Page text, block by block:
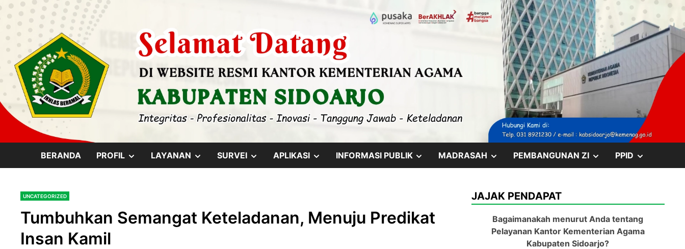
content
Skip
BERANDA PROFIL SHOWLAYANAN SHOWSURVEI SHOWAPLIKASI SHOWINFORMASI PUBLIK SHOWMADRASAH SHOW
MENU
PEMBANGUNAN ZI SHOW
MENU
PPID
MENU
UNCATEGORIZED
Tumbuhkan Semangat Keteladanan, Menuju Predikat
Insan Kamil
JAJAK PENDAPAT
Bagaimanakah menurut Anda tentang
Pelayanan Kantor Kementerian Agama
Kabupaten Sidoarjo?